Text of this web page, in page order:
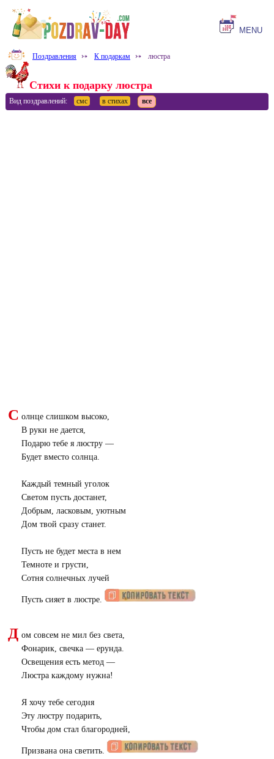
MENU
Поздравления ⤐ К подаркам ⤐ люстра
Стихи к подарку люстра
Вид поздравлений: смс в стихах все
С олнце слишком высоко,
В руки не дается,
Подарю тебе я люстру —
Будет вместо солнца.
Каждый темный уголок
Светом пусть достанет,
Добрым, ласковым, уютным
Дом твой сразу станет.
Пусть не будет места в нем
Темноте и грусти,
Сотня солнечных лучей
Пусть сияет в люстре.
Д ом совсем не мил без света,
Фонарик, свечка — ерунда.
Освещения есть метод —
Люстра каждому нужна!
Я хочу тебе сегодня
Эту люстру подарить,
Чтобы дом стал благородней,
Призвана она светить.